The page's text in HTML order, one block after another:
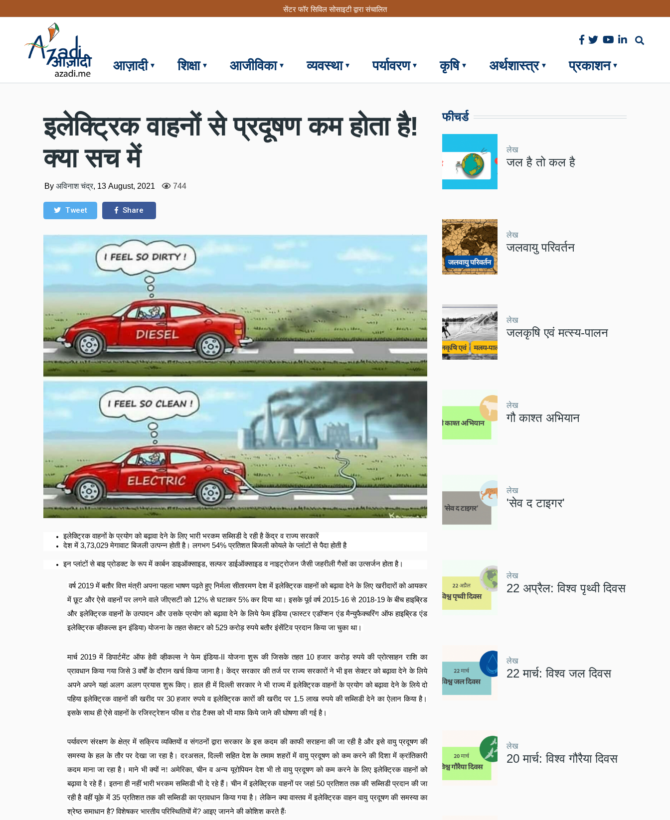
to
content
सेंटर फॉर सिविल सोसाइटी द्वारा संचालित
आज़ादी शिक्षा आजीविका व्यवस्था पर्यावरण कृषि अर्थशास्त्र प्रकाशन
इलेक्ट्रिक वाहनों से प्रदूषण कम होता है!
क्या सच में
By अविनाश चंद्र, 13 August, 2021 744
Tweet Share
इलेक्ट्रिक वाहनों के प्रयोग को बढ़ावा देने के लिए भारी भरकम सब्सिडी दे रही है केंद्र व राज्य सरकारें
देश में 3,73,029मेगावाट बिजली उत्पन्न होती है। लगभग 54%प्रतिशत बिजली कोयले के प्लांटों से पैदा होती है
इन प्लांटों से बाइ प्रोडक्ट के रूप में कार्बन डाइऑक्साइड,सल्फर डाईऑक्साइड व नाइट्रोजन जैसी जहरीली गैसों का उत्सर्जन होता है।
वर्ष2019में बतौर वित्त मंत्री अपना पहला भाषण पढ़ते हुए निर्मला सीतारमण देश में इलेक्ट्रिक वाहनों को बढ़ावा देने के लिए खरीदारों को आयकर
में छूट और ऐसे वाहनों पर लगने वाले जीएसटी को 12%से घटाकर5%कर दिया था। इसके पूर्व वर्ष2015-16से 2018-19के बीच हाइब्रिड
और इलेक्ट्रिक वाहनों के उत्पादन और उसके प्रयोग को बढ़ावा देने के लिये फेम इंडिया (फास्टर एडॉप्शन एंड मैन्युफैक्चरिंग ऑफ हाइब्रिड एंड
इलेक्ट्रिक व्हीकल्स इन इंडिया) योजना के तहत सेक्टर को529करोड़ रुपये बतौर इंसेंटिव प्रदान किया जा चुका था।
मार्च 2019में डिपार्टमेंट ऑफ हेवी व्हीकल्स ने फेम इंडिया-IIयोजना शुरू की जिसके तहत 10हजार करोड़ रुपये की प्रोत्साहन राशि का
प्रावधान किया गया जिसे3वर्षों के दौरान खर्च किया जाना है। केंद्र सरकार की तर्ज पर राज्य सरकारों ने भी इस सेक्टर को बढ़ावा देने के लिये
अपने अपने यहां अलग अलग प्रयास शुरू किए। हाल ही में दिल्ली सरकार ने भी राज्य में इलेक्ट्रिक वाहनों के प्रयोग को बढ़ावा देने के लिये दो
पहिया इलेक्ट्रिक वाहनों की खरीद पर 30हजार रुपये व इलेक्ट्रिक कारों की खरीद पर 1.5लाख रुपये की सब्सिडी देने का ऐलान किया है।
इसके साथ ही ऐसे वाहनों के रजिस्ट्रेशन फीस व रोड टैक्स को भी माफ किये जाने की घोषणा की गई है।
पर्यावरण संरक्षण के क्षेत्र में सक्रिय व्यक्तियों व संगठनों द्वारा सरकार के इस कदम की काफी सराहना की जा रही है और इसे वायु प्रदूषण की
समस्या के हल के तौर पर देखा जा रहा है। दरअसल,दिल्ली सहित देश के तमाम शहरों में वायु प्रदूषण को कम करने की दिशा में क्रांतिकारी
कदम माना जा रहा है। माने भी क्यों न! अमेरिका,चीन व अन्य यूरोपियन देश भी तो वायु प्रदूषण को कम करने के लिए इलेक्ट्रिक वाहनों को
बढ़ावा दे रहे हैं। इतना ही नहीं भारी भरकम सब्सिडी भी दे रहे हैं। चीन में इलेक्ट्रिक वाहनों पर जहां50प्रतिशत तक की सब्सिडी प्रदान की जा
रही है वहीं यूके में35प्रतिशत तक की सब्सिडी का प्रावधान किया गया है। लेकिन क्या वास्तव में इलेक्ट्रिक वाहन वायु प्रदूषण की समस्या का
श्रेष्ठ समाधान है?विशेषकर भारतीय परिस्थितियों में? आइए जानने की कोशिश करते हैंः
फीचर्ड
लेख
जल है तो कल है
लेख
जलवायु परिवर्तन
लेख
जलकृषि एवं मत्स्य-पालन
लेख
गौ काश्त अभियान
लेख
'सेव द टाइगर'
लेख
22 अप्रैल: विश्व पृथ्वी दिवस
लेख
22 मार्च: विश्व जल दिवस
लेख
20 मार्च: विश्व गौरैया दिवस